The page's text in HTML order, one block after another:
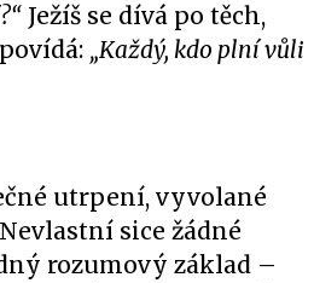
Ježíš se dívá po těch,
„Každý, kdo plní vůli
utrpení, vyvolané
sice žádné
rozumový základ –